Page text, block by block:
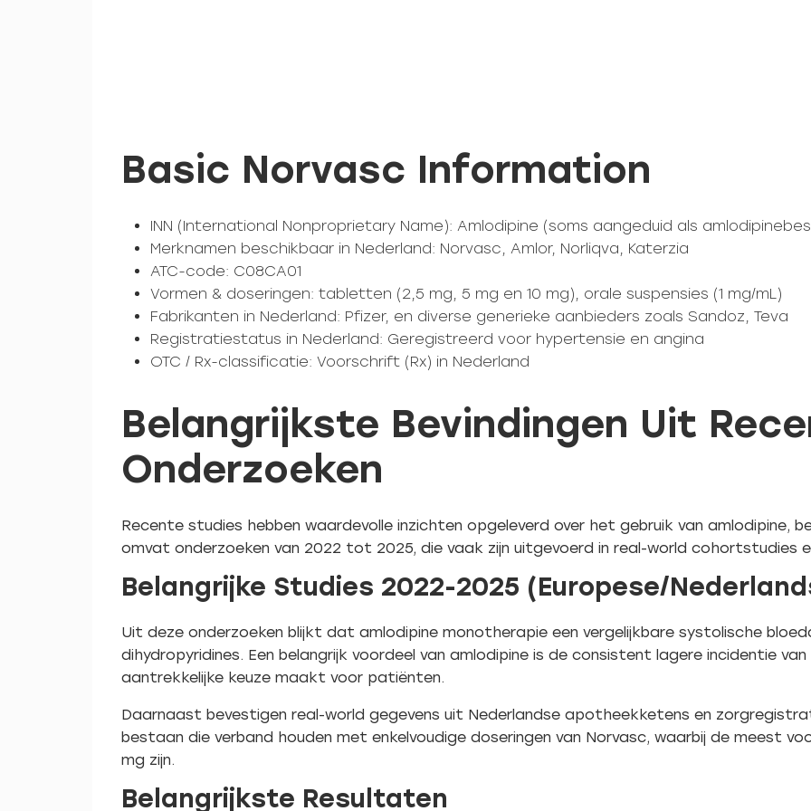
Basic Norvasc Information
INN (International Nonproprietary Name): Amlodipine (soms aangeduid als
Merknamen beschikbaar in Nederland: Norvasc, Amlor, Norliqva, Katerzia
ATC-code: C08CA01
Vormen & doseringen: tabletten (2,5 mg, 5 mg en 10 mg), orale suspensies (1 mg/mL)
Fabrikanten in Nederland: Pfizer, en diverse generieke aanbieders zoals Sandoz, Teva
Registratiestatus in Nederland: Geregistreerd voor hypertensie en angina
OTC / Rx-classificatie: Voorschrift (Rx) in Nederland
Belangrijkste Bevindingen Uit
Onderzoeken
Recente studies hebben waardevolle inzichten opgeleverd over het gebruik van amlodipine,
omvat onderzoeken van 2022 tot 2025, die vaak zijn uitgevoerd in real-world cohortstudies
Belangrijke Studies 2022-2025 (Europese/
Uit deze onderzoeken blijkt dat amlodipine monotherapie een vergelijkbare systolische
dihydropyridines. Een belangrijk voordeel van amlodipine is de consistent lagere incidentie
aantrekkelijke keuze maakt voor patiënten.
Daarnaast bevestigen real-world gegevens uit Nederlandse apotheekketens en
bestaan die verband houden met enkelvoudige doseringen van Norvasc, waarbij de meest
mg zijn.
Belangrijkste Resultaten